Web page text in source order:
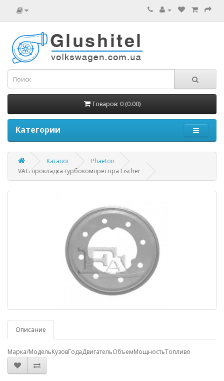
Товаров: 0 (0.00)
Категории
Каталог
Phaeton
VAG прокладка турбокомпресора Fischer
Описание
Марка/МодельКузовГодаДвигательОбъемМощностьТопливо